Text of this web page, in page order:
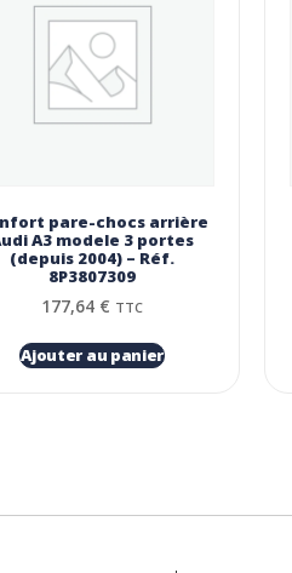
pare-chocs arrière
A3 modele 3 portes
(depuis 2004) – Réf.
8P3807309
177,64 € TTC
Ajouter au panier